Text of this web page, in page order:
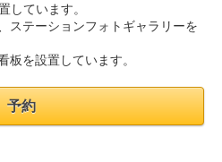
しています。
ステーションフォトギャラリーを
を設置しています。
予約